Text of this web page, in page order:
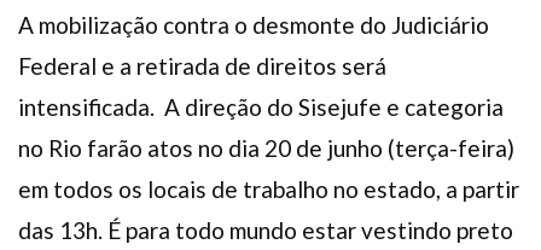
A mobilização contra o desmonte do Judiciário
Federal e a retirada de direitos será
intensificada. A direção do Sisejufe e categoria
no Rio farão atos no dia 20 de junho (terça-feira)
em todos os locais de trabalho no estado, a partir
das 13h. É para todo mundo estar vestindo preto